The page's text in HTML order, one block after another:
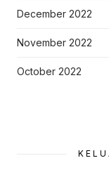
December 2022
November 2022
October 2022